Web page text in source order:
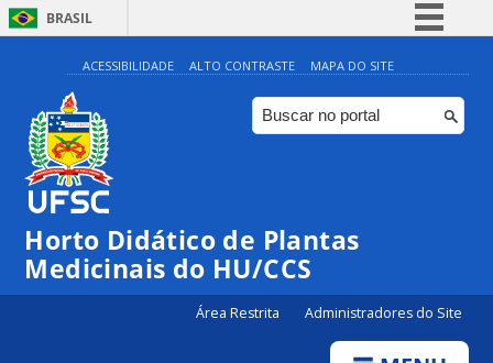
BRASIL
Simplifique!
Comunica BR
Participe
Canais
ACESSIBILIDADE ALTO CONTRASTE MAPA DO SITE
Horto Didático de Plantas
Medicinais do HU/CCS
Área Restrita Administradores do Site